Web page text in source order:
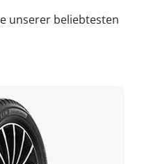
unserer beliebtesten